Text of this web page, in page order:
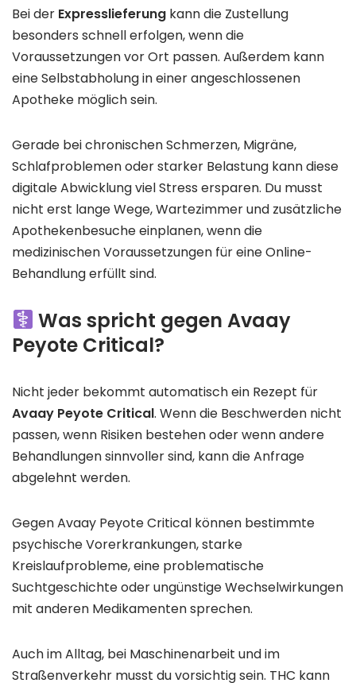
Bei der Expresslieferung kann die Zustellung
besonders schnell erfolgen, wenn die
Voraussetzungen vor Ort passen. Außerdem kann
eine Selbstabholung in einer angeschlossenen
Apotheke möglich sein.
Gerade bei chronischen Schmerzen, Migräne,
Schlafproblemen oder starker Belastung kann diese
digitale Abwicklung viel Stress ersparen. Du musst
nicht erst lange Wege, Wartezimmer und zusätzliche
Apothekenbesuche einplanen, wenn die
medizinischen Voraussetzungen für eine Online-
Behandlung erfüllt sind.
Was spricht gegen Avaay
Peyote Critical?
Nicht jeder bekommt automatisch ein Rezept für
Avaay Peyote Critical. Wenn die Beschwerden nicht
passen, wenn Risiken bestehen oder wenn andere
Behandlungen sinnvoller sind, kann die Anfrage
abgelehnt werden.
Gegen Avaay Peyote Critical können bestimmte
psychische Vorerkrankungen, starke
Kreislaufprobleme, eine problematische
Suchtgeschichte oder ungünstige Wechselwirkungen
mit anderen Medikamenten sprechen.
Auch im Alltag, bei Maschinenarbeit und im
Straßenverkehr musst du vorsichtig sein. THC kann